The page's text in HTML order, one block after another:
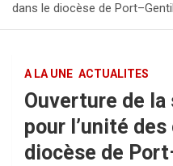
dans le diocèse de Port–Gentil
A LA UNE ACTUALITES
Ouverture de la
pour l’unité
diocèse de